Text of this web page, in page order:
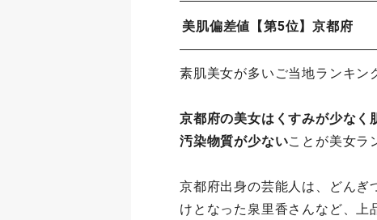
美肌偏差値【第5位】京都府
素肌美女が多いご当地ランキン
京都府の美女はくすみが少なく
汚染物質が少ないことが美女ラ
京都府出身の芸能人は、どんぎ
けとなった泉里香さんなど、上